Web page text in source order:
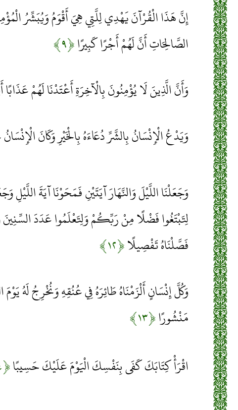
إِنَّ هَذَا الْقُرْآنَ يَهْدِي لِلَّتِي هِيَ أَقْوَمُ وَيُبَشِّرُ
الصَّالِحَاتِ أَنَّ لَهُمْ أَجْرًا كَبِيرًا﴿۹﴾
وَأَنَّ الَّذِينَ لَا يُؤْمِنُونَ بِالْآخِرَةِ أَعْتَدْنَا لَهُمْ عَذَابًا
وَيَدْعُ الْإِنْسَانُ بِالشَّرِّ دُعَاءَهُ بِالْخَيْرِ وَكَانَ
وَجَعَلْنَا اللَّيْلَ وَالنَّهَارَ آيَتَيْنِ فَمَحَوْنَا آيَةَ اللَّيْلِ
لِتَبْتَغُوا فَضْلًا مِنْ رَبِّكُمْ وَلِتَعْلَمُوا عَدَدَ
فَصَّلْنَاهُ تَفْصِيلًا﴿۱۲﴾
وَكُلَّ إِنْسَانٍ أَلْزَمْنَاهُ طَائِرَهُ فِي عُنُقِهِ وَنُخْرِجُ لَهُ يَوْمَ
مَنْشُورًا﴿۱۳﴾
اقْرَأْ كِتَابَكَ كَفَى بِنَفْسِكَ الْيَوْمَ عَلَيْكَ حَسِيبًا﴿۱۴﴾